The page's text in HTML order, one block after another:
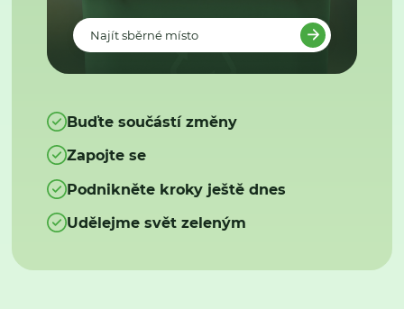
Najít sběrné místo
Buďte součástí změny
Zapojte se
Podnikněte kroky ještě dnes
Udělejme svět zeleným